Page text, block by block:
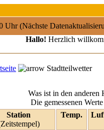
Uhr (Nächste
Hallo! Herzlich
Stadtteilwetter